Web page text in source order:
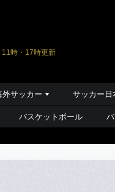
11時・17時更新
外サッカー サッカー日
バスケットボール